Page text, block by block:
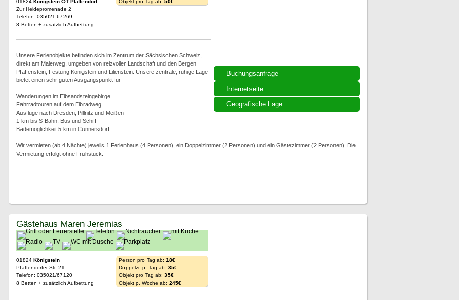
Buchungsanfrage
Internetseite
Geografische Lage
01824 Königstein OT Pfaffendorf
Zur Heidepromenade 2
Telefon: 035021 67269
8 Betten + zusätzlich Aufbettung
Objekt pro Tag ab: 50€
Unsere Ferienobjekte befinden sich im Zentrum der Sächsischen Schweiz,
direkt am Malerweg, umgeben von reizvoller Landschaft und den Bergen
Pfaffenstein, Festung Königstein und Lilienstein. Unsere zentrale, ruhige Lage
bietet einen sehr guten Ausgangspunkt für
Wanderungen im Elbsandsteingebirge
Fahrradtouren auf dem Elbradweg
Ausflüge nach Dresden, Pillnitz und Meißen
1 km bis S-Bahn, Bus und Schiff
Bademöglichkeit 5 km in Cunnersdorf
Wir vermieten (ab 4 Nächte) jeweils 1 Ferienhaus (4 Personen), ein Doppelzimmer (2 Personen) und ein Gästezimmer (2 Personen). Die
Vermietung erfolgt ohne Frühstück.
Gästehaus Maren Jeremias
01824 Königstein
Pfaffendorfer Str. 21
Telefon: 035021/67120
8 Betten + zusätzlich Aufbettung
Person pro Tag ab: 18€
Doppelzi. p. Tag ab: 35€
Objekt pro Tag ab: 35€
Objekt p. Woche ab: 245€